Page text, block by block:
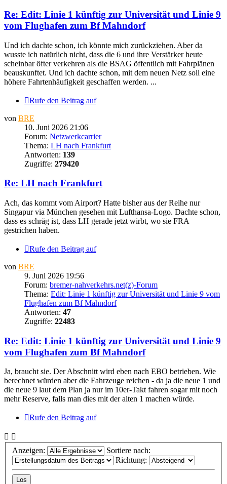
Re: Edit: Linie 1 künftig zur Universität und Linie 9
vom Flughafen zum Bf Mahndorf
Und ich dachte schon, ich könnte mich zurückziehen. Aber da
wusste ich natürlich nicht, dass die 6 und ihre Verstärker heute
scheinbar öfter verkehren als die BSAG öffentlich mit Fahrplänen
beauskunftet. Und ich dachte schon, mit dem neuen Netz soll eine
höhere Fahrtenhäufigkeit geschaffen werden. ...
Rufe den Beitrag auf
von BRE
10. Juni 2026 21:06
Forum: Netzwerkcarrier
Thema: LH nach Frankfurt
Antworten: 139
Zugriffe: 279420
Re: LH nach Frankfurt
Ach, das kommt vom Airport? Hatte bisher aus der Reihe nur
Singapur via München gesehen mit Lufthansa-Logo. Dachte schon,
dass es schräg ist, dass LH gerade jetzt wirbt, wo sie FRA
gestrichen haben.
Rufe den Beitrag auf
von BRE
9. Juni 2026 19:56
Forum: bremer-nahverkehrs.net(z)-Forum
Thema: Edit: Linie 1 künftig zur Universität und Linie 9 vom
Flughafen zum Bf Mahndorf
Antworten: 47
Zugriffe: 22483
Re: Edit: Linie 1 künftig zur Universität und Linie 9
vom Flughafen zum Bf Mahndorf
Ja, braucht sie. Der Abschnitt wird eben nach EBO betrieben. Wie
berechnet würden aber die Fahrzeuge reichen - da ja die neue 1 und
die neue 9 laut dem Plan ja nur im 10er-Takt fahren sogar mit noch
mehr Reserve, falls man dies mit der alten 1 machen würde.
Rufe den Beitrag auf
Anzeigen:
Sortiere nach:
Richtung: